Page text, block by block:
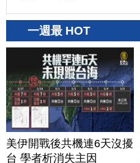
一週最 HOT
美伊開戰後共機連6天沒擾
台 學者析消失主因